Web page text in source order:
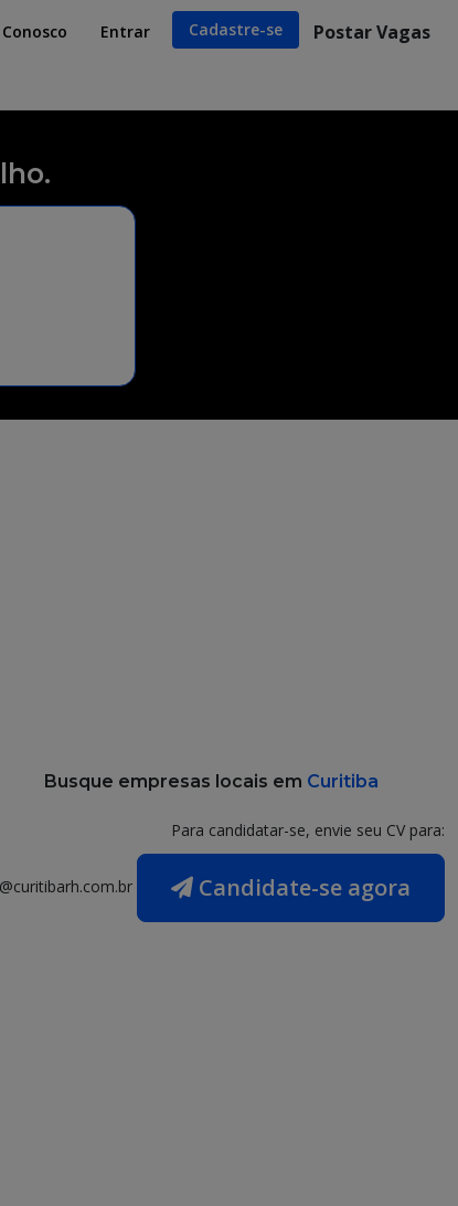
Entrar Cadastre-se Postar Vagas
Busque empresas locais em Curitiba
Para candidatar-se, envie seu CV para:
Candidate-se agora